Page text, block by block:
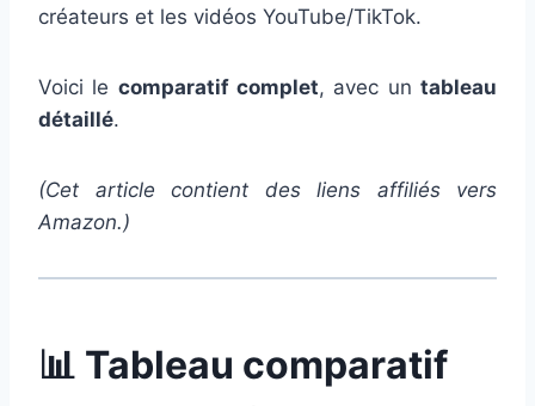
créateurs et les vidéos YouTube/TikTok.
Voici le comparatif complet, avec untableau
détaillé.
(Cet article contient des liens affiliés vers
Amazon.)
📊 Tableau comparatif